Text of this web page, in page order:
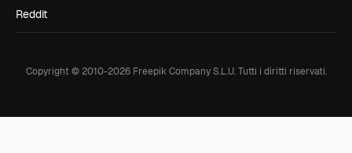
Reddit
Copyright © 2010-2026Freepik Company S.L.U. Tutti i diritti riservati.